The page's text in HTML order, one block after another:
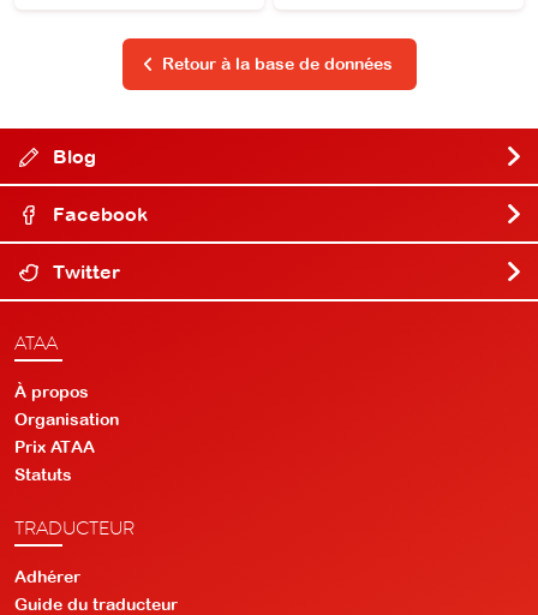
Retour à la base de données
Blog
Facebook
Twitter
ATAA
À propos
Organisation
Prix ATAA
Statuts
TRADUCTEUR
Adhérer
Guide du traducteur